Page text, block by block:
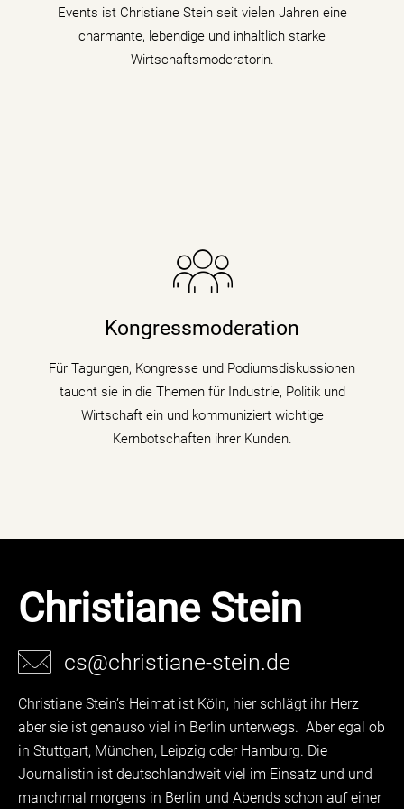
Events ist Christiane Stein seit vielen Jahren eine
charmante, lebendige und inhaltlich starke
Wirtschaftsmoderatorin.
mehr erfahren
Kongressmoderation
Für Tagungen, Kongresse und Podiumsdiskussionen
taucht sie in die Themen für Industrie, Politik und
Wirtschaft ein und kommuniziert wichtige
Kernbotschaften ihrer Kunden.
Die Nachrichenjournalistin eröffnet Vorständen,
Ministern und Wirtschaftsgrößen die Bühne auf
Kongressen und Fachtagungen und füllt
Podiumsdiskussionen und Talks mit Kompetenz,
Charme und Lebendigkeit.
mehr erfahren
Christiane Stein
cs@christiane-stein.de
Christiane Stein’s Heimat ist Köln, hier schlägt ihr Herz
aber sie ist genauso viel in Berlin unterwegs. Aber egal ob
in Stuttgart, München, Leipzig oder Hamburg. Die
Journalistin ist deutschlandweit viel im Einsatz und und
manchmal morgens in Berlin und Abends schon auf einer